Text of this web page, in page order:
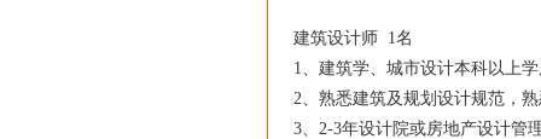
建筑设计师 1名
1、建筑学、城市设计本科以上
2、熟悉建筑及规划设计规范，
3、2-3年设计院或房地产设计管